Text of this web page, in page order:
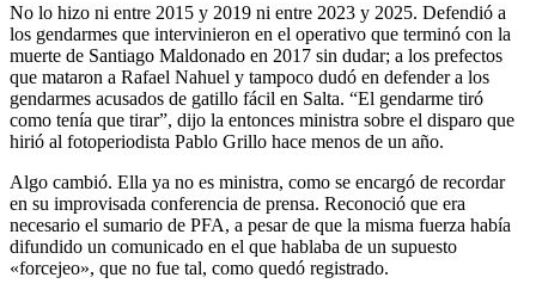
No lo hizo ni entre 2015 y 2019 ni entre 2023 y 2025. Defendió a
los gendarmes que intervinieron en el operativo que terminó con la
muerte de Santiago Maldonado en 2017 sin dudar; a los prefectos
que mataron a Rafael Nahuel y tampoco dudó en defender a los
gendarmes acusados de gatillo fácil en Salta. “El gendarme tiró
como tenía que tirar”, dijo la entonces ministra sobre el disparo que
hirió al fotoperiodista Pablo Grillo hace menos de un año.
Algo cambió. Ella ya no es ministra, como se encargó de recordar
en su improvisada conferencia de prensa. Reconoció que era
necesario el sumario de PFA, a pesar de que la misma fuerza había
difundido un comunicado en el que hablaba de un supuesto
«forcejeo», que no fue tal, como quedó registrado.